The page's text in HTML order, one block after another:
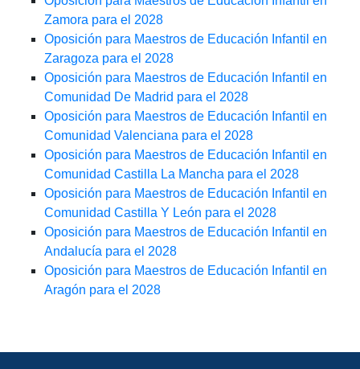
Zamora para el 2028
Oposición para Maestros de Educación Infantil en
Zaragoza para el 2028
Oposición para Maestros de Educación Infantil en
Comunidad De Madrid para el 2028
Oposición para Maestros de Educación Infantil en
Comunidad Valenciana para el 2028
Oposición para Maestros de Educación Infantil en
Comunidad Castilla La Mancha para el 2028
Oposición para Maestros de Educación Infantil en
Comunidad Castilla Y León para el 2028
Oposición para Maestros de Educación Infantil en
Andalucía para el 2028
Oposición para Maestros de Educación Infantil en
Aragón para el 2028